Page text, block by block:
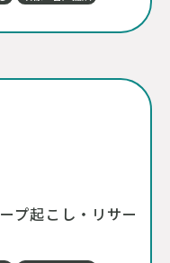
プ起こし・リサー